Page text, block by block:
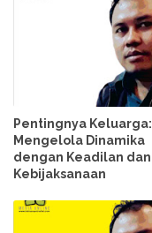
Pentingnya Keluarga:
Mengelola Dinamika
dengan Keadilan dan
Kebijaksanaan